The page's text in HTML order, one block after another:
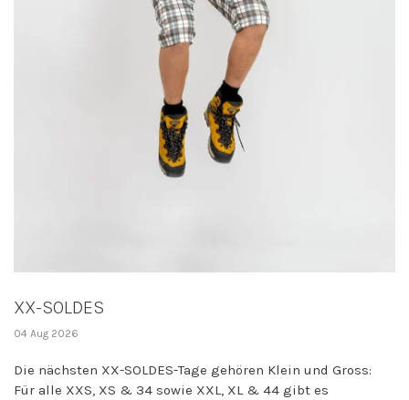
XX-SOLDES
04 Aug 2026
Die nächsten XX-SOLDES-Tage gehören Klein und Gross:
Für alle XXS, XS & 34 sowie XXL, XL & 44 gibt es